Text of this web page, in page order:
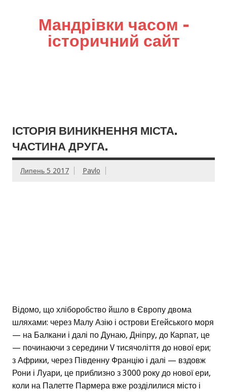
Мандрівки часом –
історичний сайт
ІСТОРІЯ ВИНИКНЕННЯ МІСТА.
ЧАСТИНА ДРУГА.
Липень 5 2017 Pavlo
Відомо, що хліборобство йшло в Європу двома
шляхами: через Малу Азію і острови Егейського моря
— на Балкани і далі по Дунаю, Дніпру, до Карпат, це
— починаючи з середини V тисячоліття до нової ери;
з Африки, через Південну Францію і далі — вздовж
Рони і Луари, це приблизно з 3000 року до нової ери,
коли на Палетте Пармера вже розділилися місто і